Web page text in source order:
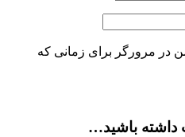
در مرورگر برای زمانی که
باشید…